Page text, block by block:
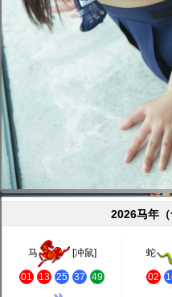
2026马年（
马 [冲鼠]
01 13 25 37 49
蛇
02